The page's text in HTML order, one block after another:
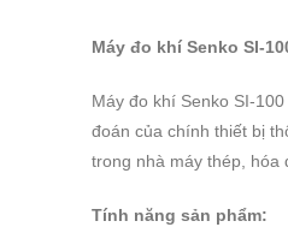
Máy đo khí Senko SI-
Máy đo khí Senko SI-
đoán của chính thiết bị
trong nhà máy thép, hóa
Tính năng sản phẩm: